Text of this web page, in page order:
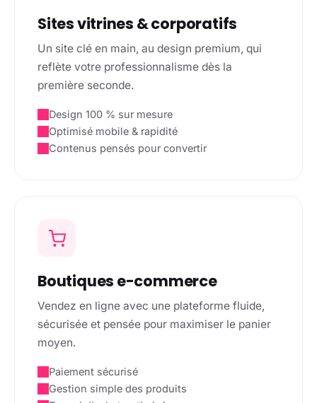
Sites vitrines & corporatifs
Un site clé en main, au design premium, qui
reflète votre professionnalisme dès la
première seconde.
Design 100 % sur mesure
Optimisé mobile & rapidité
Contenus pensés pour convertir
Boutiques e-commerce
Vendez en ligne avec une plateforme fluide,
sécurisée et pensée pour maximiser le panier
moyen.
Paiement sécurisé
Gestion simple des produits